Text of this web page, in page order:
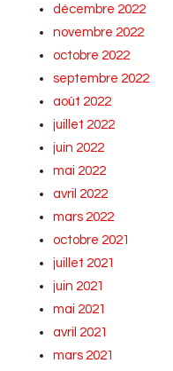
décembre 2022
novembre 2022
octobre 2022
septembre 2022
août 2022
juillet 2022
juin 2022
mai 2022
avril 2022
mars 2022
octobre 2021
juillet 2021
juin 2021
mai 2021
avril 2021
mars 2021